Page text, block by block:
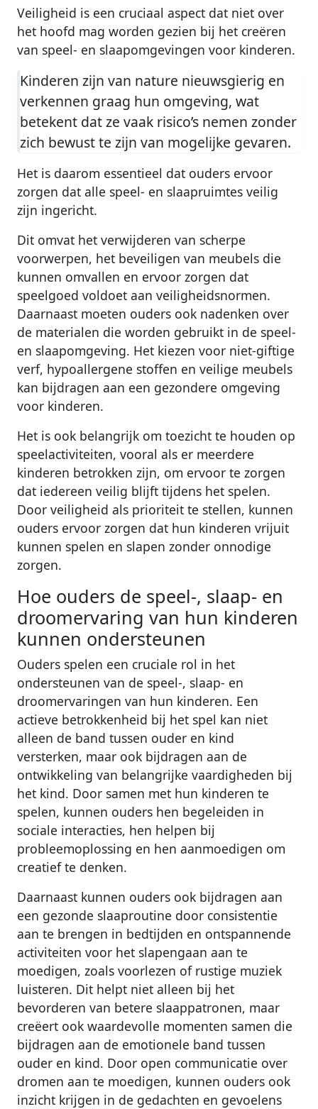
Veiligheid is een cruciaal aspect dat niet over
het hoofd mag worden gezien bij het creëren
van speel- en slaapomgevingen voor kinderen.
Kinderen zijn van nature nieuwsgierig en
verkennen graag hun omgeving, wat
betekent dat ze vaak risico’s nemen zonder
zich bewust te zijn van mogelijke gevaren.
Het is daarom essentieel dat ouders ervoor
zorgen dat alle speel- en slaapruimtes veilig
zijn ingericht.
Dit omvat het verwijderen van scherpe
voorwerpen, het beveiligen van meubels die
kunnen omvallen en ervoor zorgen dat
speelgoed voldoet aan veiligheidsnormen.
Daarnaast moeten ouders ook nadenken over
de materialen die worden gebruikt in de speel-
en slaapomgeving. Het kiezen voor niet-giftige
verf, hypoallergene stoffen en veilige meubels
kan bijdragen aan een gezondere omgeving
voor kinderen.
Het is ook belangrijk om toezicht te houden op
speelactiviteiten, vooral als er meerdere
kinderen betrokken zijn, om ervoor te zorgen
dat iedereen veilig blijft tijdens het spelen.
Door veiligheid als prioriteit te stellen, kunnen
ouders ervoor zorgen dat hun kinderen vrijuit
kunnen spelen en slapen zonder onnodige
zorgen.
Hoe ouders de speel-, slaap- en
droomervaring van hun kinderen
kunnen ondersteunen
Ouders spelen een cruciale rol in het
ondersteunen van de speel-, slaap- en
droomervaringen van hun kinderen. Een
actieve betrokkenheid bij het spel kan niet
alleen de band tussen ouder en kind
versterken, maar ook bijdragen aan de
ontwikkeling van belangrijke vaardigheden bij
het kind. Door samen met hun kinderen te
spelen, kunnen ouders hen begeleiden in
sociale interacties, hen helpen bij
probleemoplossing en hen aanmoedigen om
creatief te denken.
Daarnaast kunnen ouders ook bijdragen aan
een gezonde slaaproutine door consistentie
aan te brengen in bedtijden en ontspannende
activiteiten voor het slapengaan aan te
moedigen, zoals voorlezen of rustige muziek
luisteren. Dit helpt niet alleen bij het
bevorderen van betere slaappatronen, maar
creëert ook waardevolle momenten samen die
bijdragen aan de emotionele band tussen
ouder en kind. Door open communicatie over
dromen aan te moedigen, kunnen ouders ook
inzicht krijgen in de gedachten en gevoelens